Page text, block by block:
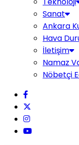
Sanat
Ankara
Hava
İletişim
Namaz
Nöbetçi